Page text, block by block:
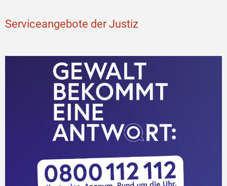
Serviceangebote der Justiz